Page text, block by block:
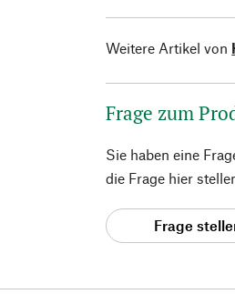
Weitere Artikel von
Frage zum
Sie haben eine
die Frage hier
Frage